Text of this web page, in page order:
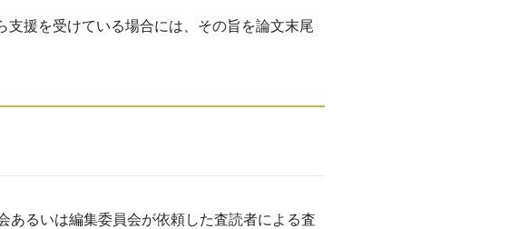
援を受けている場合には、その旨を論文末尾
あるいは編集委員会が依頼した査読者による査